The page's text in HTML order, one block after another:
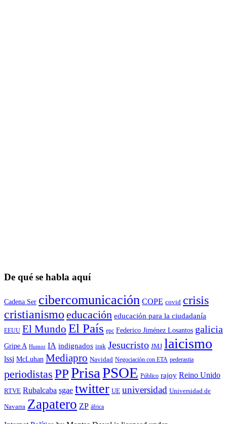
De qué se habla aquí
Cadena Ser cibercomunicación COPE covid crisis
cristianismo educación educación para la ciudadaní­a
EEUU El Mundo El País epc Federico Jiménez Losantos galicia
Gripe A Humor IA indignados irak Jesucristo JMJ laicismo
lssi McLuhan Mediapro Navidad Negociación con ETA pederastia
periodistas PPPrisaPSOE Público rajoy Reino Unido
RTVE Rubalcaba sgae twitter UE universidad Universidad de
Navarra Zapatero ZP áfrica